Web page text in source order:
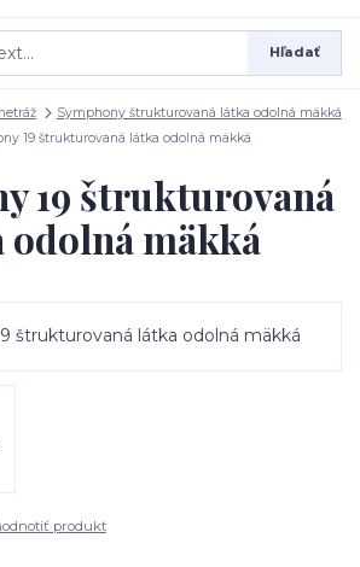
Hľadať
Symphony štrukturovaná látka odolná mäkká
19 štrukturovaná látka odolná mäkká
19 štrukturovaná
odolná mäkká
produkt